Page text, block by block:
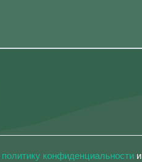
политику конфиденциальности и